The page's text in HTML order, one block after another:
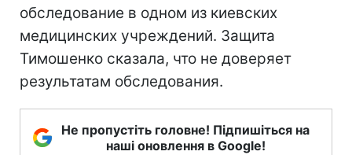
обследование в одном из киевских
медицинских учреждений. Защита
Тимошенко сказала, что не доверяет
результатам обследования.
Не пропустіть головне! Підпишіться на
наші оновлення в Google!